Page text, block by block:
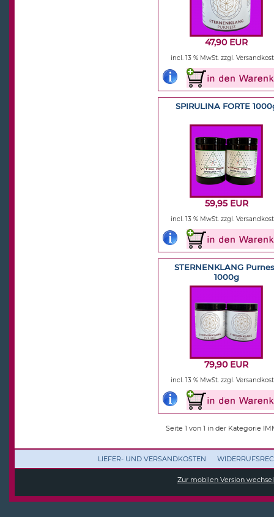
47,90 EUR
incl. 13 % MwSt. zzgl.
SPIRULINA FORTE
59,95 EUR
incl. 13 % MwSt. zzgl.
STERNENKLANG
1000g
79,90 EUR
incl. 13 % MwSt. zzgl.
Seite 1 von 1 in der Kategorie
LIEFER- UND VERSANDKOSTEN
Zur mobilen Version